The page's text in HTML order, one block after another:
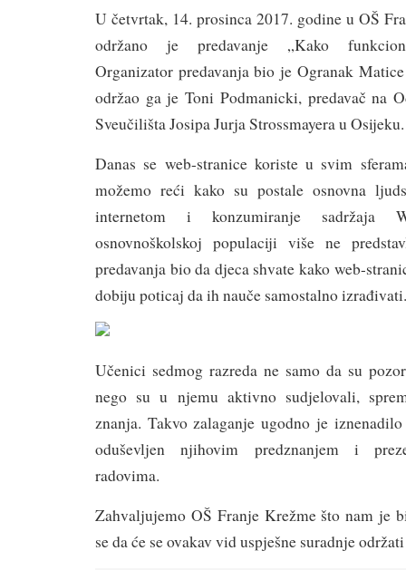
U četvrtak, 14. prosinca 2017. godine u OŠ
održano je predavanje „Kako
Organizator predavanja bio je Ogranak
održao ga je Toni Podmanicki, predavač na
Sveučilišta Josipa Jurja Strossmayera u Osijeku.
Danas se web-stranice koriste u svim
možemo reći kako su postale osnovna
internetom i konzumiranje sadržaja
osnovnoškolskoj populaciji više ne
predavanja bio da djeca shvate kako web-
dobiju poticaj da ih nauče samostalno izrađivati.
Učenici sedmog razreda ne samo da su
nego su u njemu aktivno sudjelovali,
znanja. Takvo zalaganje ugodno je
oduševljen njihovim predznanjem i
radovima.
Zahvaljujemo OŠ Franje Krežme što nam je
se da će se ovakav vid uspješne suradnje